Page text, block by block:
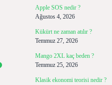
Apple SOS nedir ?
Ağustos 4, 2026
Kükürt ne zaman atılır ?
Temmuz 27, 2026
Mango 2XL kaç beden ?
Temmuz 25, 2026
Klasik ekonomi teorisi nedir ?